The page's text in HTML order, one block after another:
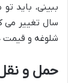
ببینی، باید
سال تغییر می
شلوغه و قیمت
حمل و